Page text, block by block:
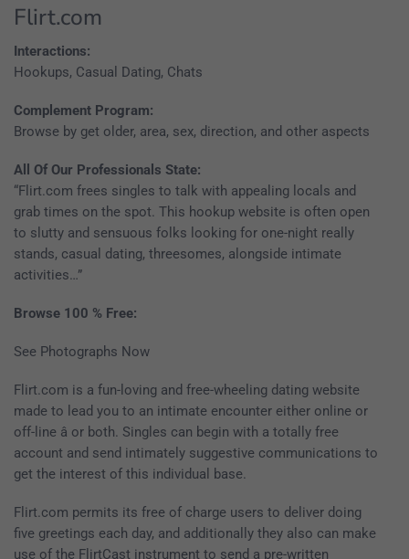
Flirt.com
Interactions:
Hookups, Casual Dating, Chats
Complement Program:
Browse by get older, area, sex, direction, and other aspects
All Of Our Professionals State:
“Flirt.com frees singles to talk with appealing locals and
grab times on the spot. This hookup website is often open
to slutty and sensuous folks looking for one-night really
stands, casual dating, threesomes, alongside intimate
activities…”
Browse 100 % Free:
See Photographs Now
Flirt.com is a fun-loving and free-wheeling dating website
made to lead you to an intimate encounter either online or
off-line â or both. Singles can begin with a totally free
account and send intimately suggestive communications to
get the interest of this individual base.
Flirt.com permits its free of charge users to deliver doing
five greetings each day, and additionally they also can make
use of the FlirtCast instrument to send a pre-written